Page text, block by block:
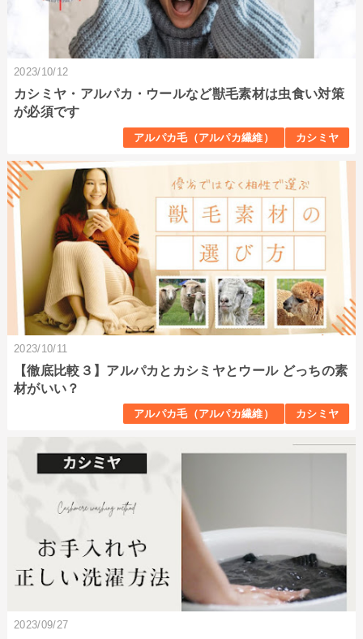
2023/10/12
カシミヤ・アルパカ・ウールなど獣毛素材は虫食い対策
が必須です
アルパカ毛（アルパカ繊維） カシミヤ
2023/10/11
【徹底比較３】アルパカとカシミヤとウール どっちの素
材がいい？
アルパカ毛（アルパカ繊維） カシミヤ
2023/09/27